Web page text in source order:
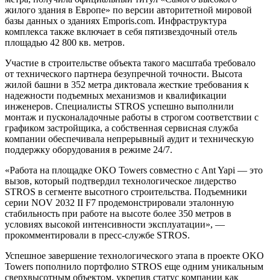
жилого здания в Европе» по версии авторитетной мировой
базы данных о зданиях Emporis.com. Инфраструктура
комплекса также включает в себя пятизвездочный отель
площадью 42 800 кв. метров.
Участие в строительстве объекта такого масштаба требовало
от технического партнера безупречной точности. Высота
жилой башни в 352 метра диктовала жесткие требования к
надежности подъемных механизмов и квалификации
инженеров. Специалисты STROS успешно выполнили
монтаж и пусконаладочные работы в строгом соответствии с
графиком застройщика, а собственная сервисная служба
компании обеспечивала непрерывный аудит и техническую
поддержку оборудования в режиме 24/7.
«Работа на площадке OKO Towers совместно с Ant Yapi — это
вызов, который подтвердил технологическое лидерство
STROS в сегменте высотного строительства. Подъемники
серии NOV 2032 II F7 продемонстрировали эталонную
стабильность при работе на высоте более 350 метров в
условиях высокой интенсивности эксплуатации», —
прокомментировали в пресс-службе STROS.
Успешное завершение технологического этапа в проекте OKO
Towers пополнило портфолио STROS еще одним уникальным
сверхвысотным объектом, укрепив статус компании как